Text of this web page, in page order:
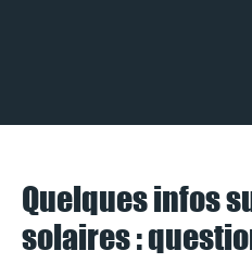
Quelques infos
solaires :